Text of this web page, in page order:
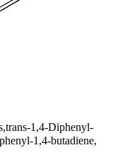
1,4-Diphenyl-
1,4-butadiene,